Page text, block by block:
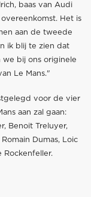
baas van Audi
Het is
aan de tweede
ik blij te zien dat
bij ons originele
Le Mans."
voor de vier
aan zal gaan:
Benoit Treluyer,
Dumas, Loic
Rockenfeller.